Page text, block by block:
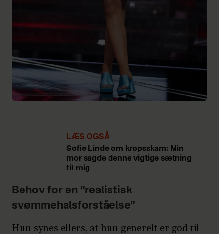
LÆS OGSÅ
Sofie Linde om kropsskam: Min
mor sagde denne vigtige sætning
til mig
Behov for en ”realistisk
svømmehalsforståelse”
Hun synes ellers, at hun generelt er god til